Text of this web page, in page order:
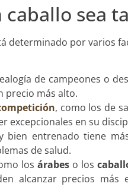
sea
determinado por varios
de campeones o
precio más alto.
, como los de
excepcionales en su
bien entrenado tiene
de salud.
los árabes o los
alcanzar precios más